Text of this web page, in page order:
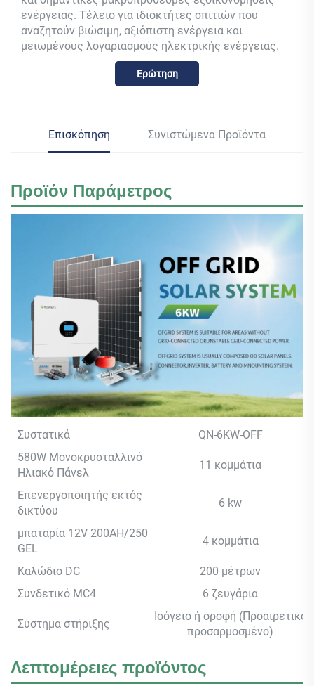
ενέργειας. Τέλειο για ιδιοκτήτες σπιτιών που
αναζητούν βιώσιμη, αξιόπιστη ενέργεια και
μειωμένους λογαριασμούς ηλεκτρικής ενέργειας.
Ερώτηση
Επισκόπηση Συνιστώμενα Προϊόντα
Προϊόν Παράμετρος
Συστατικά
QN-6KW-OFF
580W Μονοκρυσταλλινό
Ηλιακό Πάνελ
11 κομμάτια
Επενεργοποιητής εκτός
δικτύου
6 kw
μπαταρία 12V 200AH/250
GEL
4 κομμάτια
Καλώδιο DC
200 μέτρων
Συνδετικό MC4
6 ζευγάρια
Σύστημα στήριξης
Ισόγειο ή οροφή (Προαιρετικό
προσαρμοσμένο)
Λεπτομέρειες προϊόντος